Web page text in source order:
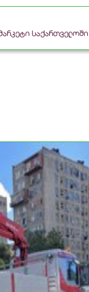
საქართველოში